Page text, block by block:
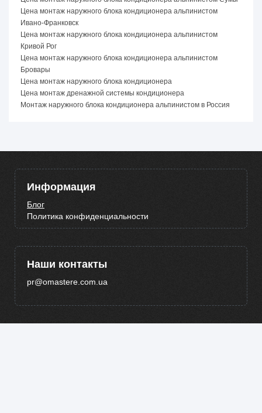
Цена монтаж наружного блока кондиционера альпинистом
Ивано-Франковск
Цена монтаж наружного блока кондиционера альпинистом
Кривой Рог
Цена монтаж наружного блока кондиционера альпинистом
Бровары
Цена монтаж наружного блока кондиционера
Цена монтаж дренажной системы кондиционера
Монтаж наружного блока кондиционера альпинистом в Россия
Информация
Блог
Политика конфиденциальности
Наши контакты
pr@omastere.com.ua